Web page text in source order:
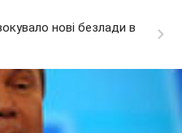
нові безлади в